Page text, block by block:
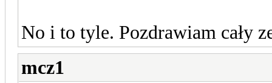
No i to tyle. Pozdrawiam cały
mcz1